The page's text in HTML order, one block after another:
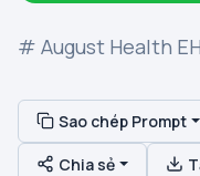
# August Health
Sao chép Prompt
Chia sẻ